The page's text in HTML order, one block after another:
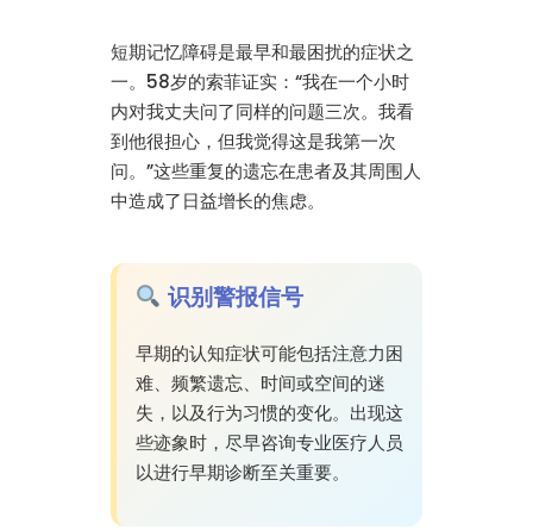
短期记忆障碍是最早和最困扰的症状之
一。58岁的索菲证实：“我在一个小时
内对我丈夫问了同样的问题三次。我看
到他很担心，但我觉得这是我第一次
问。”这些重复的遗忘在患者及其周围人
中造成了日益增长的焦虑。
识别警报信号
早期的认知症状可能包括注意力困
难、频繁遗忘、时间或空间的迷
失，以及行为习惯的变化。出现这
些迹象时，尽早咨询专业医疗人员
以进行早期诊断至关重要。